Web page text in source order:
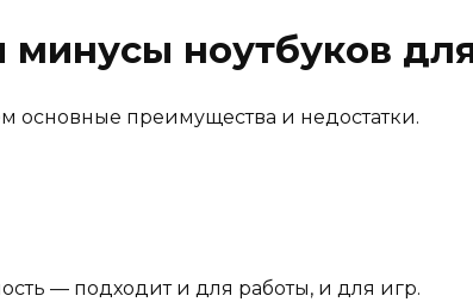
ноутбуков
основные преимущества и недостатки.
— подходит и для работы, и для игр.